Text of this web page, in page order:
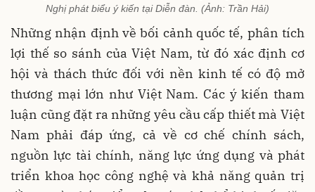
Nghị phát biểu ý kiến tại Diễn đàn. (Ảnh: Trần Hải)
Những nhận định về bối cảnh quốc tế, phân tích
lợi thế so sánh của Việt Nam, từ đó xác định cơ
hội và thách thức đối với nền kinh tế có độ mở
thương mại lớn như Việt Nam. Các ý kiến tham
luận cũng đặt ra những yêu cầu cấp thiết mà Việt
Nam phải đáp ứng, cả về cơ chế chính sách,
nguồn lực tài chính, năng lực ứng dụng và phát
triển khoa học công nghệ và khả năng quản trị